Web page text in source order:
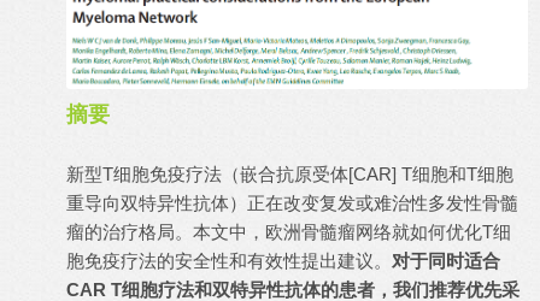
摘要
新型T细胞免疫疗法（嵌合抗原受体[CAR] T细胞和T细胞
重导向双特异性抗体）正在改变复发或难治性多发性骨髓
瘤的治疗格局。本文中，欧洲骨髓瘤网络就如何优化T细
胞免疫疗法的安全性和有效性提出建议。 对于同时适合
CAR T细胞疗法和双特异性抗体的患者，我们推荐优先采